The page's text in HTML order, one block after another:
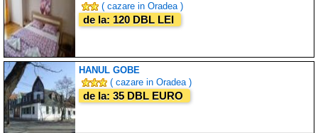
( cazare in Oradea )
de la: 120 DBL LEI
HANUL GOBE
( cazare in Oradea )
de la: 35 DBL EURO